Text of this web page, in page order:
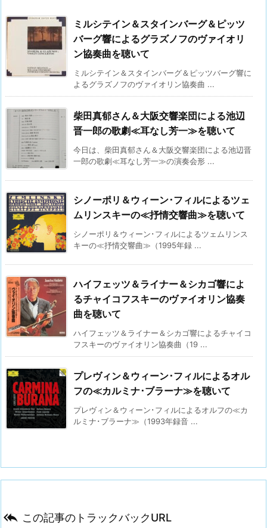
ミルシテイン＆スタインバーグ＆ピッツ
バーグ響によるグラズノフのヴァイオリ
ン協奏曲を聴いて
ミルシテイン＆スタインバーグ＆ピッツバーグ響に
よるグラズノフのヴァイオリン協奏曲 ...
柴田真郁さん＆大阪交響楽団による池辺
晋一郎の歌劇≪耳なし芳一≫を聴いて
今日は、柴田真郁さん＆大阪交響楽団による池辺晋
一郎の歌劇≪耳なし芳一≫の演奏会形 ...
シノーポリ＆ウィーン･フィルによるツェ
ムリンスキーの≪抒情交響曲≫を聴いて
シノーポリ＆ウィーン･フィルによるツェムリンス
キーの≪抒情交響曲≫（1995年録 ...
ハイフェッツ＆ライナー＆シカゴ響によ
るチャイコフスキーのヴァイオリン協奏
曲を聴いて
ハイフェッツ＆ライナー＆シカゴ響によるチャイコ
フスキーのヴァイオリン協奏曲（19 ...
プレヴィン＆ウィーン･フィルによるオル
フの≪カルミナ･ブラーナ≫を聴いて
プレヴィン＆ウィーン･フィルによるオルフの≪カ
ルミナ･ブラーナ≫（1993年録音 ...
 この記事のトラックバックURL